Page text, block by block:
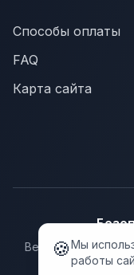
Способы оплаты
FAQ
Карта сайта
Ведущие
🍪Мы
работы